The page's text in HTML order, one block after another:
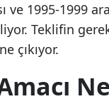
ve 1995-1999
Teklifin
çıkıyor.